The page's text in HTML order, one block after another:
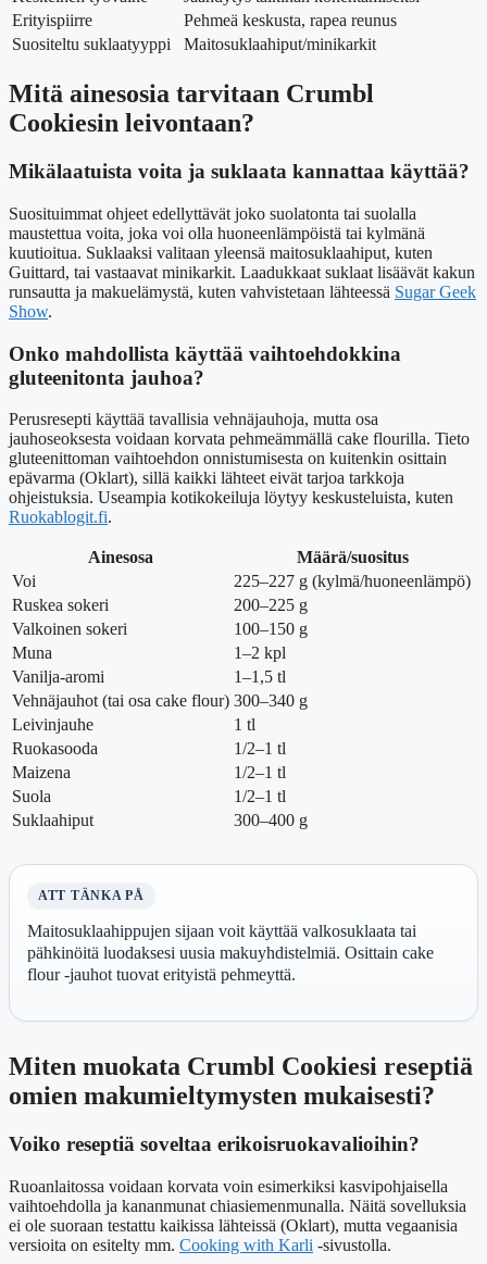
Erityispiirre
Pehmeä keskusta, rapea reunus
Suositeltu suklaatyyppi
Maitosuklaahiput/minikarkit
Mitä ainesosia tarvitaan Crumbl
Cookiesin leivontaan?
Mikälaatuista voita ja suklaata kannattaa käyttää?
Suosituimmat ohjeet edellyttävät joko suolatonta tai suolalla
maustettua voita, joka voi olla huoneenlämpöistä tai kylmänä
kuutioitua. Suklaaksi valitaan yleensä maitosuklaahiput, kuten
Guittard, tai vastaavat minikarkit. Laadukkaat suklaat lisäävät kakun
runsautta ja makuelämystä, kuten vahvistetaan lähteessä Sugar Geek
Show.
Onko mahdollista käyttää vaihtoehdokkina
gluteenitonta jauhoa?
Perusresepti käyttää tavallisia vehnäjauhoja, mutta osa
jauhoseoksesta voidaan korvata pehmeämmällä cake flourilla. Tieto
gluteenittoman vaihtoehdon onnistumisesta on kuitenkin osittain
epävarma (Oklart), sillä kaikki lähteet eivät tarjoa tarkkoja
ohjeistuksia. Useampia kotikokeiluja löytyy keskusteluista, kuten
Ruokablogit.fi.
Ainesosa
Määrä/suositus
Voi
225–227 g (kylmä/huoneenlämpö)
Ruskea sokeri
200–225 g
Valkoinen sokeri
100–150 g
Muna
1–2 kpl
Vanilja-aromi
1–1,5 tl
Vehnäjauhot (tai osa cake flour) 300–340 g
Leivinjauhe
1 tl
Ruokasooda
1/2–1 tl
Maizena
1/2–1 tl
Suola
1/2–1 tl
Suklaahiput
300–400 g
ATT TÄNKA PÅ
Maitosuklaahippujen sijaan voit käyttää valkosuklaata tai
pähkinöitä luodaksesi uusia makuyhdistelmiä. Osittain cake
flour -jauhot tuovat erityistä pehmeyttä.
Miten muokata Crumbl Cookiesi reseptiä
omien makumieltymysten mukaisesti?
Voiko reseptiä soveltaa erikoisruokavalioihin?
Ruoanlaitossa voidaan korvata voin esimerkiksi kasvipohjaisella
vaihtoehdolla ja kananmunat chiasiemenmunalla. Näitä sovelluksia
ei ole suoraan testattu kaikissa lähteissä (Oklart), mutta vegaanisia
versioita on esitelty mm. Cooking with Karli -sivustolla.